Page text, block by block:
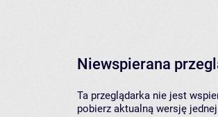
Niewspierana
Ta przeglądarka nie jest
pobierz aktualną wersję